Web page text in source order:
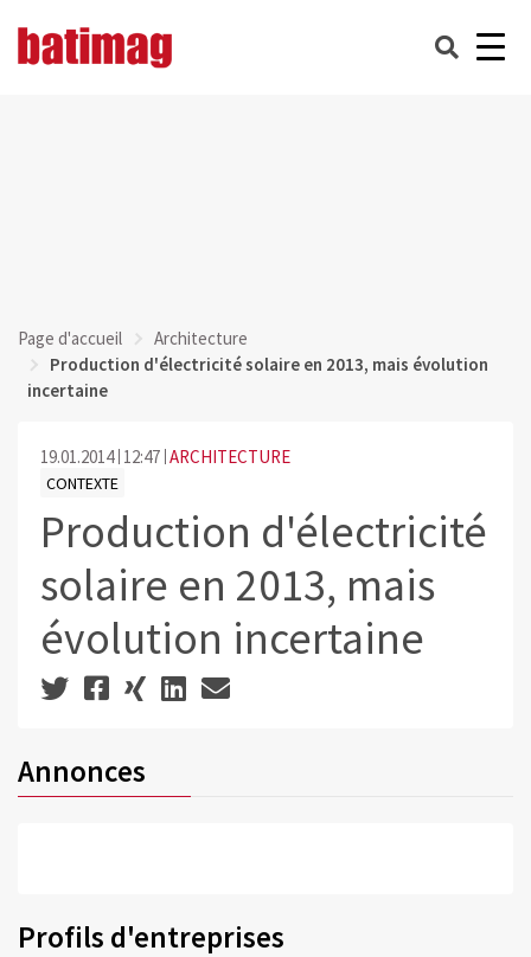
Page d'accueil
Architecture
Production d'électricité solaire en 2013, mais évolution
incertaine
19.01.2014 12:47 ARCHITECTURE
CONTEXTE
Production d'électricité
solaire en 2013, mais
évolution incertaine
Annonces
Profils d'entreprises